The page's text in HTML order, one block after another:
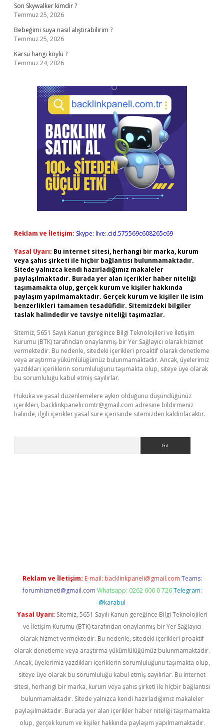
Son Skywalker kimdir ?
Temmuz 25, 2026
Bebeğimi suya nasıl alıştırabilirim ?
Temmuz 25, 2026
Karsu hangi köylü ?
Temmuz 24, 2026
Reklam ve İletişim: Skype: live:.cid.575569c608265c69
Yasal Uyarı: Bu internet sitesi, herhangi bir marka, kurum
veya şahıs şirketi ile hiçbir bağlantısı bulunmamaktadır.
Sitede yalnızca kendi hazırladığımız makaleler
paylaşılmaktadır. Burada yer alan içerikler haber niteliği
taşımamakta olup, gerçek kurum ve kişiler hakkında
paylaşım yapılmamaktadır. Gerçek kurum ve kişiler ile isim
benzerlikleri tamamen tesadüfidir. Sitemizdeki bilgiler
taslak halindedir ve tavsiye niteliği taşımazlar.
Sitemiz, 5651 Sayılı Kanun gereğince Bilgi Teknolojileri ve İletişim
Kurumu (BTK) tarafından onaylanmış bir Yer Sağlayıcı olarak hizmet
vermektedir. Bu nedenle, sitedeki içerikleri proaktif olarak denetleme
veya araştırma yükümlülüğümüz bulunmamaktadır. Ancak, üyelerimiz
yazdıkları içeriklerin sorumluluğunu taşımakta olup, siteye üye olarak
bu sorumluluğu kabul etmiş sayılırlar.
Hukuka ve yasal düzenlemelere aykırı olduğunu düşündüğünüz
içerikleri, backlinkpanelicomtr@gmail.com adresine bildirmeniz
halinde, ilgili içerikler yasal süre içerisinde sitemizden kaldırılacaktır.
Reklam ve İletişim: E-mail: backlinkpaneli@gmail.com Teams:
forumhizmeti@gmail.com Whatsapp: 0262 606 0 726 Telegram:
@karabul
Yasal Uyarı: Sitemiz, 5651 Sayılı Kanun gereğince Bilgi Teknolojileri
ve İletişim Kurumu (BTK) tarafından onaylanmış bir Yer Sağlayıcı
olarak hizmet vermektedir. Bu nedenle, sitedeki içerikleri proaktif
olarak denetleme veya araştırma yükümlülüğümüz bulunmamaktadır.
Ancak, üyelerimiz yazdıkları içeriklerin sorumluluğunu taşımakta olup,
siteye üye olarak bu sorumluluğu kabul etmiş sayılırlar. Bu internet
sitesi, herhangi bir marka, kurum veya şahıs şirketi ile hiçbir bağlantısı
bulunmamaktadır. Sitede yalnızca kendi hazırladığımız makaleler
paylaşılmaktadır. Burada yer alan içerikler haber niteliği taşımamakta
olup, gerçek kurum ve kişiler hakkında paylaşım yapılmamaktadır.